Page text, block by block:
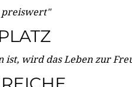
preiswert"
ist, wird das Leben zur